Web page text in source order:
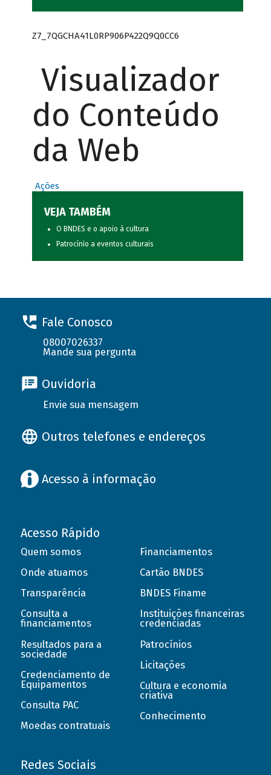
Z7_7QGCHA41L0RP906P422Q9Q0CC6
Visualizador
do Conteúdo
da Web
Ações
VEJA TAMBÉM
O BNDES e o apoio à cultura
Patrocínio a eventos culturais
Fale Conosco
08007026337
Mande sua pergunta
Ouvidoria
Envie sua mensagem
Outros telefones e endereços
Acesso à informação
Acesso Rápido
Quem somos
Onde atuamos
Transparência
Consulta a
financiamentos
Resultados para a
sociedade
Credenciamento de
Equipamentos
Consulta PAC
Moedas contratuais
Financiamentos
Cartão BNDES
BNDES Finame
Instituições financeiras
credenciadas
Patrocínios
Licitações
Cultura e economia
criativa
Conhecimento
Redes Sociais